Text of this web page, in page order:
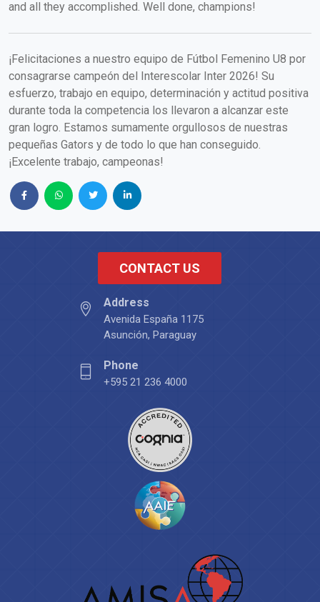
and all they accomplished. Well done, champions!
¡Felicitaciones a nuestro equipo de Fútbol Femenino U8 por
consagrarse campeón del Interescolar Inter 2026! Su
esfuerzo, trabajo en equipo, determinación y actitud positiva
durante toda la competencia los llevaron a alcanzar este
gran logro. Estamos sumamente orgullosos de nuestras
pequeñas Gators y de todo lo que han conseguido.
¡Excelente trabajo, campeonas!
CONTACT US
Address
Avenida España 1175
Asunción, Paraguay
Phone
+595 21 236 4000